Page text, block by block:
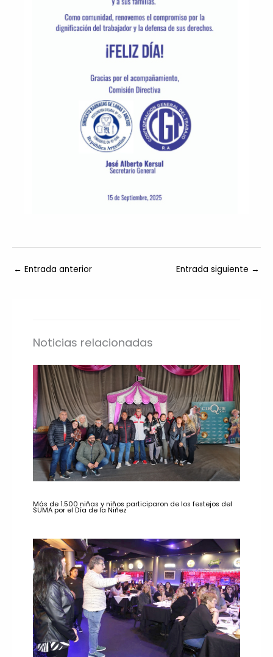
← Entrada anterior Entrada siguiente →
Noticias relacionadas
Más de 1.500 niñas y niños participaron de los festejos del
SUMA por el Día de la Niñez